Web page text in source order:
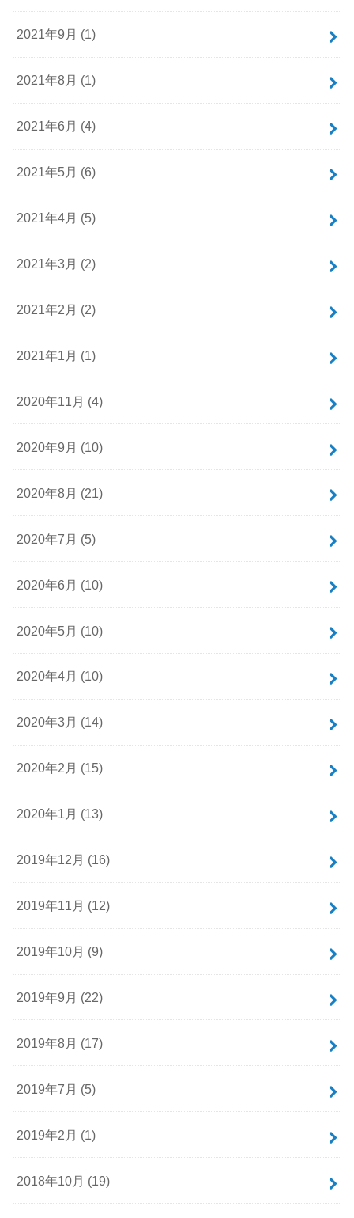
2021年9月 (1)
2021年8月 (1)
2021年6月 (4)
2021年5月 (6)
2021年4月 (5)
2021年3月 (2)
2021年2月 (2)
2021年1月 (1)
2020年11月 (4)
2020年9月 (10)
2020年8月 (21)
2020年7月 (5)
2020年6月 (10)
2020年5月 (10)
2020年4月 (10)
2020年3月 (14)
2020年2月 (15)
2020年1月 (13)
2019年12月 (16)
2019年11月 (12)
2019年10月 (9)
2019年9月 (22)
2019年8月 (17)
2019年7月 (5)
2019年2月 (1)
2018年10月 (19)